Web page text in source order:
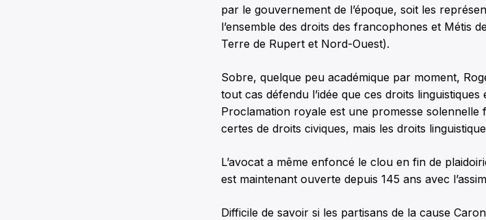
par le gouvernement de l’époque, soit les
l’ensemble des droits des francophones et Métis
Terre de Rupert et Nord-Ouest).
Sobre, quelque peu académique par moment,
tout cas défendu l’idée que ces droits
Proclamation royale est une promesse
certes de droits civiques, mais les droits
L’avocat a même enfoncé le clou en fin de
est maintenant ouverte depuis 145 ans avec
Difficile de savoir si les partisans de la cause